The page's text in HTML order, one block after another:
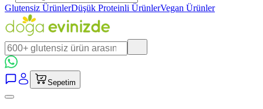
Glutensiz ÜrünlerDüşük Proteinli ÜrünlerVegan Ürünler
Sepetim